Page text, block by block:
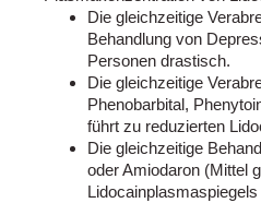
Die gleichzeitige
Behandlung von
Personen drastisch.
Die gleichzeitige
Phenobarbital,
führt zu reduzierten
Die gleichzeitige
oder Amiodaron (Mittel